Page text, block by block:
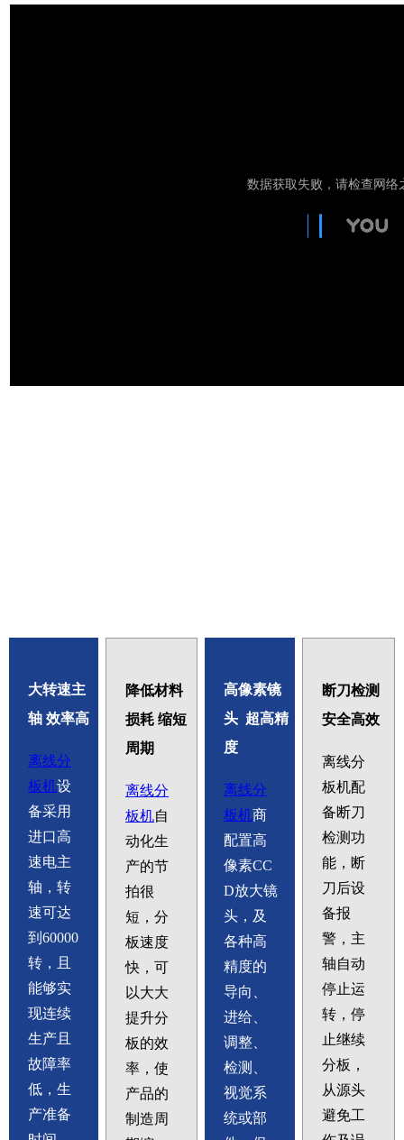
大转速主
轴 效率高
离线分
板机设
备采用
进口高
速电主
轴，转
速可达
到60000
转，且
能够实
现连续
生产且
故障率
低，生
产准备
降低材料
损耗 缩短
周期
离线分
板机自
动化生
产的节
拍很
短，分
板速度
快，可
以大大
提升分
板的效
率，使
产品的
制造周
高像素镜
头 超高精
度
离线分
板机商
配置高
像素CC
D放大镜
头，及
各种高
精度的
导向、
进给、
调整、
检测、
视觉系
统或部
断刀检测
安全高效
离线分
板机配
备断刀
检测功
能，断
刀后设
备报
警，主
轴自动
停止运
转，停
止继续
分板，
从源头
避免工